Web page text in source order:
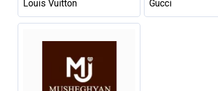
Louis Vuitton Gucci